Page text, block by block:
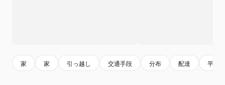
家 家 引っ越し 交通手段 分布 配達 平らな